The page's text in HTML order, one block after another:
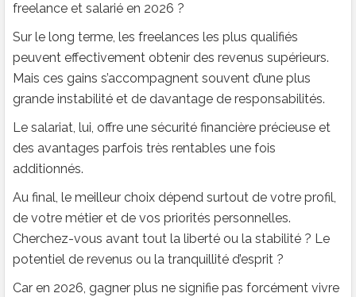
freelance et salarié en 2026 ?
Sur le long terme, les freelances les plus qualifiés
peuvent effectivement obtenir des revenus supérieurs.
Mais ces gains s’accompagnent souvent d’une plus
grande instabilité et de davantage de responsabilités.
Le salariat, lui, offre une sécurité financière précieuse et
des avantages parfois très rentables une fois
additionnés.
Au final, le meilleur choix dépend surtout de votre profil,
de votre métier et de vos priorités personnelles.
Cherchez-vous avant tout la liberté ou la stabilité ? Le
potentiel de revenus ou la tranquillité d’esprit ?
Car en 2026, gagner plus ne signifie pas forcément vivre